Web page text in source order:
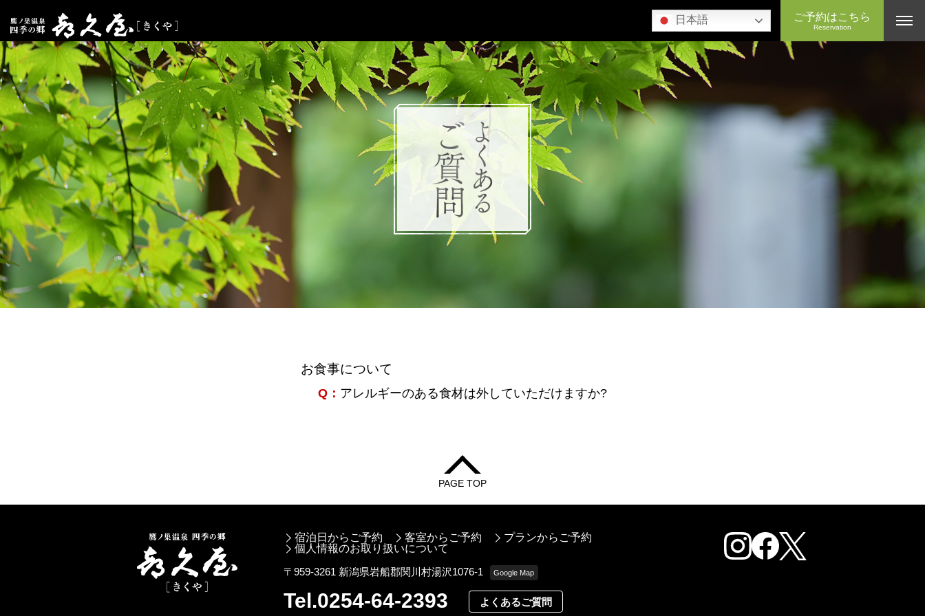
日本語 ご予約はこちら
Reservation
お食事について
Q： アレルギーのある食材は外していただけますか?
PAGE TOP
宿泊日からご予約 客室からご予約
プランからご予約
個人情報のお取り扱いについて
〒959-3261 新潟県岩船郡関川村湯沢1076-1
Google Map
Tel.0254-64-2393 よくあるご質問